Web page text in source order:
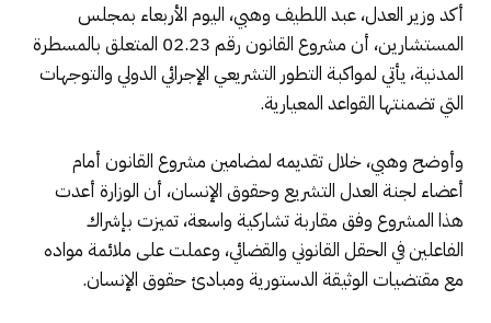
أكد وزير العدل، عبد اللطيف وهبي، اليوم الأربعاء بمجلس
المستشارين، أن مشروع القانون رقم 02.23 المتعلق بالمسطرة
المدنية، يأتي لمواكبة التطور التشريعي الإجرائي الدولي والتوجهات
التي تضمنتها القواعد المعيارية.
وأوضح وهبي، خلال تقديمه لمضامين مشروع القانون أمام
أعضاء لجنة العدل التشريع وحقوق الإنسان، أن الوزارة أعدت
هذا المشروع وفق مقاربة تشاركية واسعة، تميزت بإشراك
الفاعلين في الحقل القانوني والقضائي، وعملت على ملائمة مواده
مع مقتضيات الوثيقة الدستورية ومبادئ حقوق الإنسان.